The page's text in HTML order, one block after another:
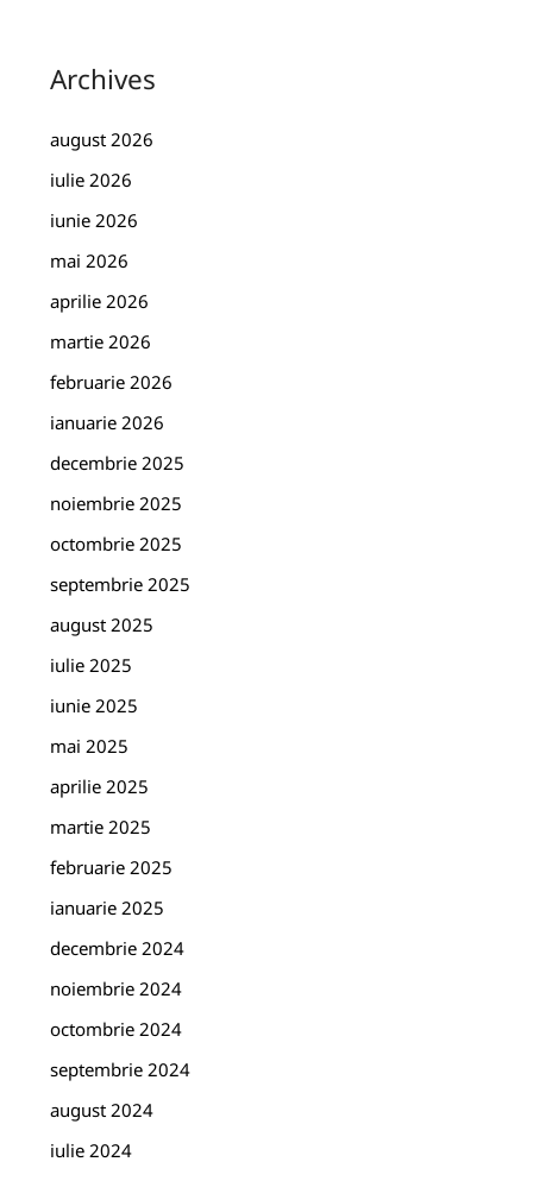
Archives
august 2026
iulie 2026
iunie 2026
mai 2026
aprilie 2026
martie 2026
februarie 2026
ianuarie 2026
decembrie 2025
noiembrie 2025
octombrie 2025
septembrie 2025
august 2025
iulie 2025
iunie 2025
mai 2025
aprilie 2025
martie 2025
februarie 2025
ianuarie 2025
decembrie 2024
noiembrie 2024
octombrie 2024
septembrie 2024
august 2024
iulie 2024